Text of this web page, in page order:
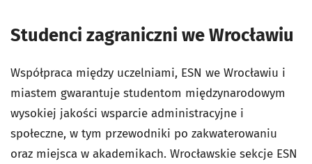
Studenci zagraniczni we Wrocławiu
Współpraca między uczelniami, ESN we Wrocławiu i
miastem gwarantuje studentom międzynarodowym
wysokiej jakości wsparcie administracyjne i
społeczne, w tym przewodniki po zakwaterowaniu
oraz miejsca w akademikach. Wrocławskie sekcje ESN